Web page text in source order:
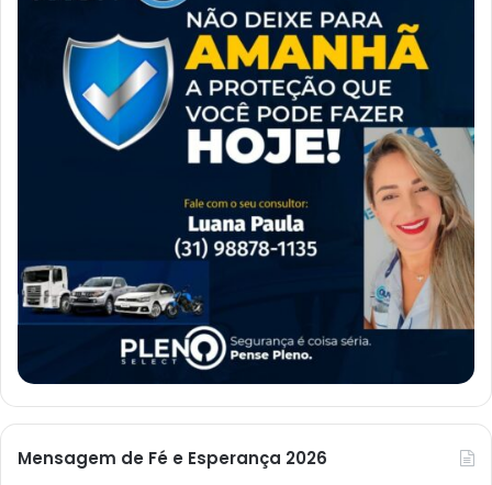
Mensagem de Fé e Esperança 2026